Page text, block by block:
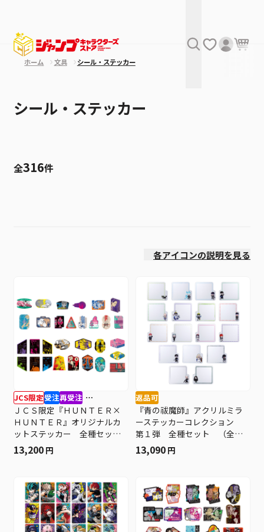
ホーム 文具 シール・ステッカー
シール・ステッカー
全316件
各アイコンの説明を見る
JCS限定受注再受注 ⋯
ＪＣＳ限定『ＨＵＮＴＥＲ×
ＨＵＮＴＥＲ』オリジナルカ
ットステッカー 全種セッ
ト （全３０種入り） ＢＤ
３
13,200 円
返品可
『青の祓魔師』アクリルミラ
ーステッカーコレクション
第１弾 全種セット （全１
７種入り） ＜青の祓魔師展
＞ ＢＥ１
13,090 円